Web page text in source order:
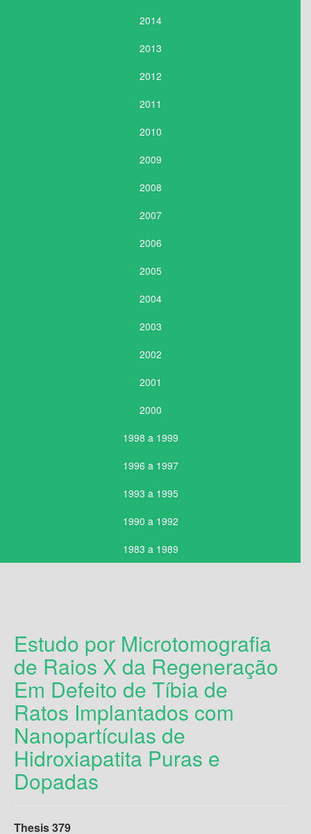
2014
2013
2012
2011
2010
2009
2008
2007
2006
2005
2004
2003
2002
2001
2000
1998 a 1999
1996 a 1997
1993 a 1995
1990 a 1992
1983 a 1989
Estudo por Microtomografia
de Raios X da Regeneração
Em Defeito de Tíbia de
Ratos Implantados com
Nanopartículas de
Hidroxiapatita Puras e
Dopadas
Thesis379